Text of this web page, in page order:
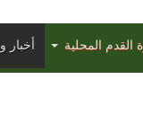
القدم المحلية أخبار